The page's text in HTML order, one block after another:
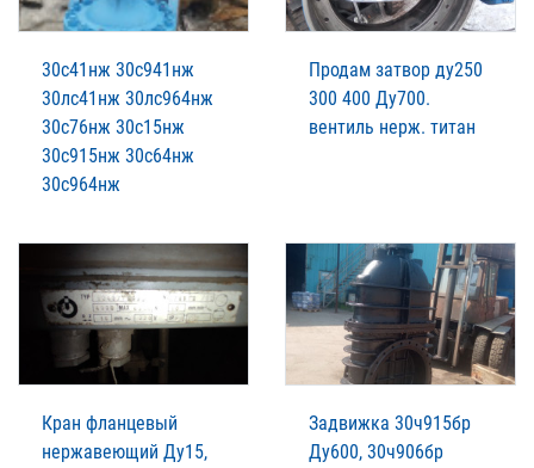
30с41нж 30с941нж
30лс41нж 30лс964нж
30с76нж 30с15нж
30с915нж 30с64нж
30с964нж
Продам затвор ду250
300 400 Ду700.
вентиль нерж. титан
Кран фланцевый
нержавеющий Ду15,
Задвижка 30ч915бр
Ду600, 30ч906бр